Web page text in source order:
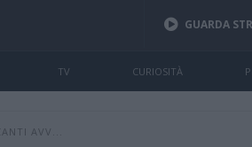
GUARDA
TV CURIOSITÀ
AVV...